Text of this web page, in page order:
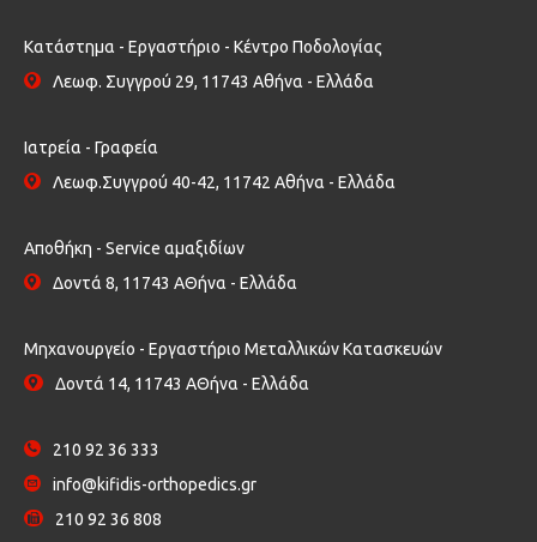
Κατάστημα - Εργαστήριο - Κέντρο Ποδολογίας
Λεωφ. Συγγρού 29, 11743 Αθήνα - Ελλάδα
Ιατρεία - Γραφεία
Λεωφ.Συγγρού 40-42, 11742 Αθήνα - Ελλάδα
Αποθήκη - Service αμαξιδίων
Δοντά 8, 11743 ΑΘήνα - Ελλάδα
Μηχανουργείο - Εργαστήριο Μεταλλικών Κατασκευών
Δοντά 14, 11743 ΑΘήνα - Ελλάδα
210 92 36 333
info@kifidis-orthopedics.gr
210 92 36 808